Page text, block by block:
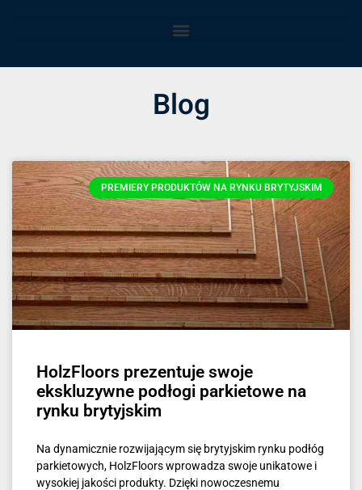
Blog
PREMIERY PRODUKTÓW NA RYNKU BRYTYJSKIM
HolzFloors prezentuje swoje
ekskluzywne podłogi parkietowe na
rynku brytyjskim
Na dynamicznie rozwijającym się brytyjskim rynku podłóg
parkietowych, HolzFloors wprowadza swoje unikatowe i
wysokiej jakości produkty. Dzięki nowoczesnemu